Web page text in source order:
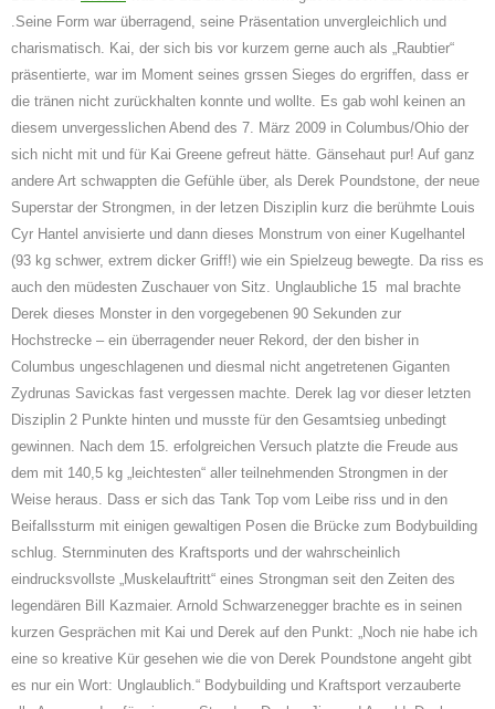
.Seine Form war überragend, seine Präsentation unvergleichlich und
charismatisch. Kai, der sich bis vor kurzem gerne auch als „Raubtier“
präsentierte, war im Moment seines grssen Sieges do ergriffen, dass er
die tränen nicht zurückhalten konnte und wollte. Es gab wohl keinen an
diesem unvergesslichen Abend des 7. März 2009 in Columbus/Ohio der
sich nicht mit und für Kai Greene gefreut hätte. Gänsehaut pur! Auf ganz
andere Art schwappten die Gefühle über, als Derek Poundstone, der neue
Superstar der Strongmen, in der letzen Disziplin kurz die berühmte Louis
Cyr Hantel anvisierte und dann dieses Monstrum von einer Kugelhantel
(93 kg schwer, extrem dicker Griff!) wie ein Spielzeug bewegte. Da riss es
auch den müdesten Zuschauer von Sitz. Unglaubliche 15 mal brachte
Derek dieses Monster in den vorgegebenen 90 Sekunden zur
Hochstrecke – ein überragender neuer Rekord, der den bisher in
Columbus ungeschlagenen und diesmal nicht angetretenen Giganten
Zydrunas Savickas fast vergessen machte. Derek lag vor dieser letzten
Disziplin 2 Punkte hinten und musste für den Gesamtsieg unbedingt
gewinnen. Nach dem 15. erfolgreichen Versuch platzte die Freude aus
dem mit 140,5 kg „leichtesten“ aller teilnehmenden Strongmen in der
Weise heraus. Dass er sich das Tank Top vom Leibe riss und in den
Beifallssturm mit einigen gewaltigen Posen die Brücke zum Bodybuilding
schlug. Sternminuten des Kraftsports und der wahrscheinlich
eindrucksvollste „Muskelauftritt“ eines Strongman seit den Zeiten des
legendären Bill Kazmaier. Arnold Schwarzenegger brachte es in seinen
kurzen Gesprächen mit Kai und Derek auf den Punkt: „Noch nie habe ich
eine so kreative Kür gesehen wie die von Derek Poundstone angeht gibt
es nur ein Wort: Unglaublich.“ Bodybuilding und Kraftsport verzauberte